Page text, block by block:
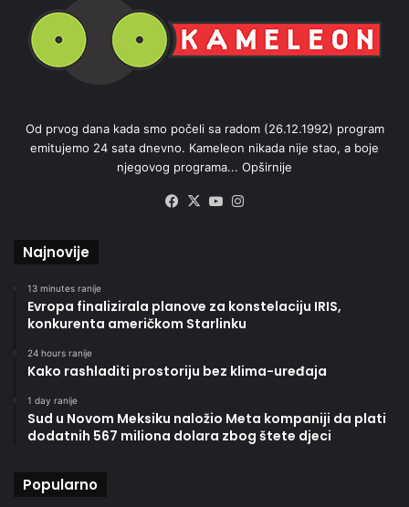
Od prvog dana kada smo počeli sa radom (26.12.1992) program
emitujemo 24 sata dnevno. Kameleon nikada nije stao, a boje
njegovog programa... Opširnije
Facebook
X YouTube
Najnovije
13 minutes ranije
Evropa finalizirala planove za konstelaciju IRIS,
konkurenta američkom Starlinku
24 hours ranije
Kako rashladiti prostoriju bez klima-uređaja
1 day ranije
Sud u Novom Meksiku naložio Meta kompaniji da plati
dodatnih 567 miliona dolara zbog štete djeci
Popularno